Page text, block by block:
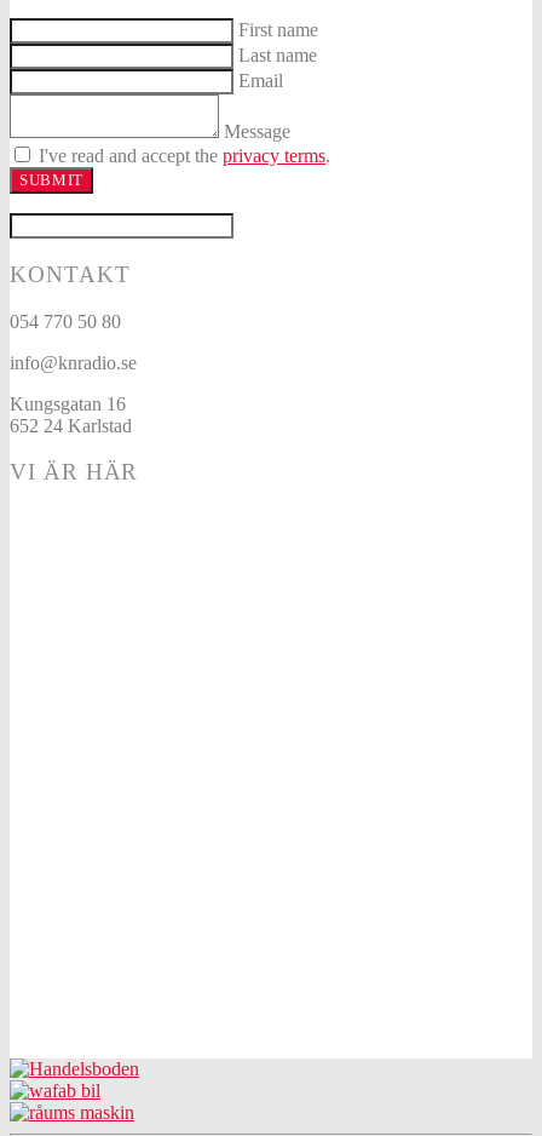
First name
Last name
Email
Message
I've read and accept the privacy terms.
SUBMIT
KONTAKT
054 770 50 80
info@knradio.se
Kungsgatan 16
652 24 Karlstad
VI ÄR HÄR